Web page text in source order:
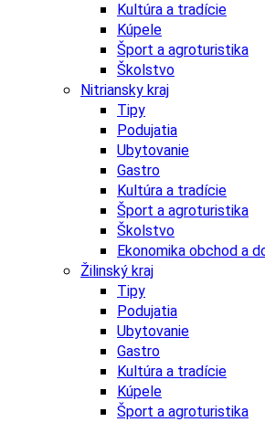
Kultúra a tradície
Kúpele
Šport a agroturistika
Školstvo
Nitriansky kraj
Tipy
Podujatia
Ubytovanie
Gastro
Kultúra a tradície
Šport a agroturistika
Školstvo
Ekonomika obchod a
Žilinský kraj
Tipy
Podujatia
Ubytovanie
Gastro
Kultúra a tradície
Kúpele
Šport a agroturistika